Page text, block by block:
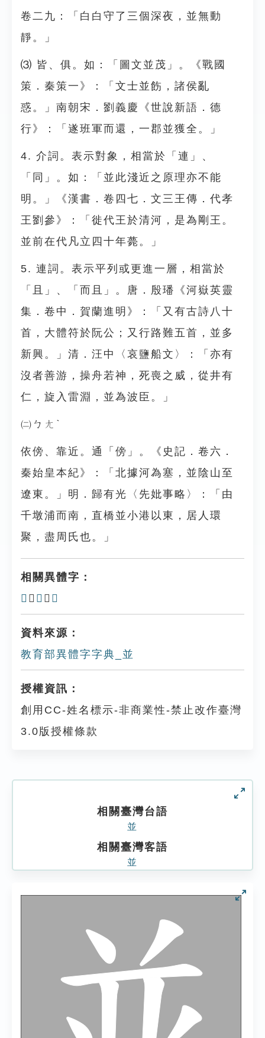
卷二九：「白白守了三個深夜，並無動
靜。」
⑶ 皆、俱。如：「圖文並茂」。《戰國
策．秦策一》：「文士並飭，諸侯亂
惑。」南朝宋．劉義慶《世說新語．德
行》：「遂班軍而還，一郡並獲全。」
4. 介詞。表示對象，相當於「連」、
「同」。如：「並此淺近之原理亦不能
明。」《漢書．卷四七．文三王傳．代孝
王劉參》：「徙代王於清河，是為剛王。
並前在代凡立四十年薨。」
5. 連詞。表示平列或更進一層，相當於
「且」、「而且」。唐．殷璠《河嶽英靈
集．卷中．賀蘭進明》：「又有古詩八十
首，大體符於阮公；又行路難五首，並多
新興。」清．汪中〈哀鹽船文〉：「亦有
沒者善游，操舟若神，死喪之威，從井有
仁，旋入雷淵，並為波臣。」
㈡ㄅㄤˋ
依傍、靠近。通「傍」。《史記．卷六．
秦始皇本紀》：「北據河為塞，並陰山至
遼東。」明．歸有光〈先妣事略〉：「由
千墩浦而南，直橋並小港以東，居人環
聚，盡周氏也。」
相關異體字：
𡘋 、 傡 、 竝
資料來源：
教育部異體字字典_並
授權資訊：
創用CC-姓名標示-非商業性-禁止改作臺灣
3.0版授權條款
相關臺灣台語
並
相關臺灣客語
並